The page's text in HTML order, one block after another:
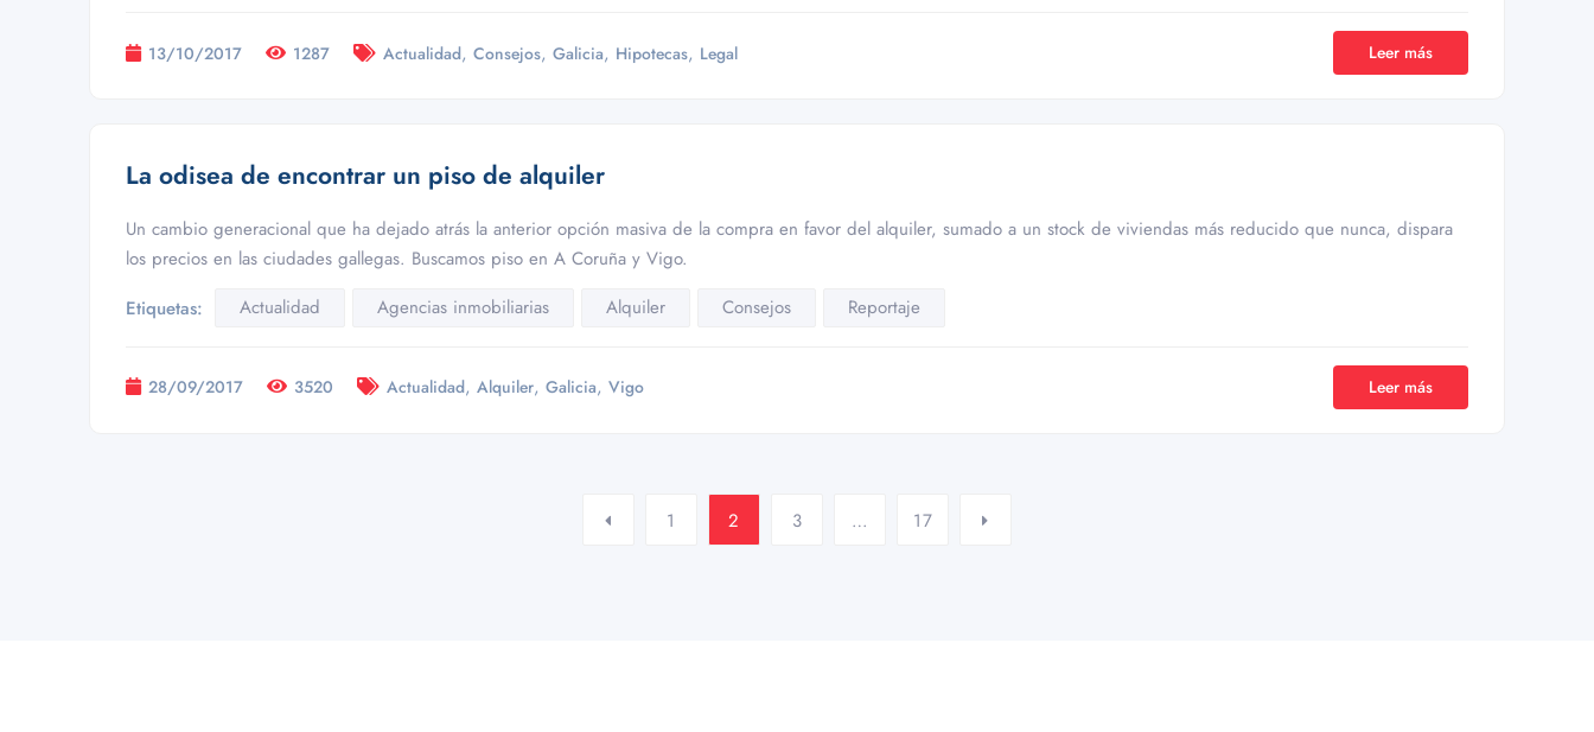
13/10/2017 1287 Actualidad, Consejos, Galicia, Hipotecas, Legal Leer más
La odisea de encontrar un piso de alquiler
Un cambio generacional que ha dejado atrás la anterior opción masiva de la compra en favor del alquiler, sumado a un stock de viviendas más reducido que nunca, dispara
los precios en las ciudades gallegas. Buscamos piso en A Coruña y Vigo.
Etiquetas:
Actualidad Agencias inmobiliarias Alquiler Consejos Reportaje
28/09/2017 3520 Actualidad, Alquiler, Galicia, Vigo Leer más
1 2 3 … 17